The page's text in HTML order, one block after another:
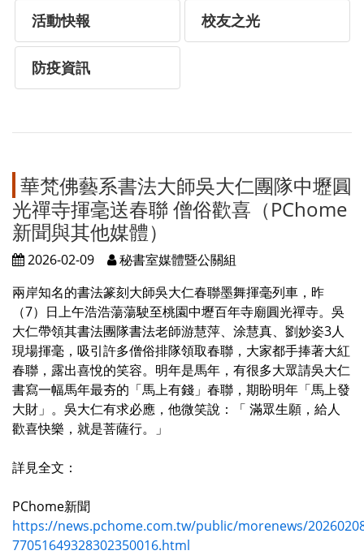
活動快報 校友之光
防疫資訊
華梵佛藝系書法大師吳大仁團隊中壢圓
光禪寺揮毫送春聯 僧俗歡喜（PChome
新聞與其他媒體）
2026-02-09
秘書室媒體暨公關組
兩岸知名的書法篆刻大師吳大仁春聯墨舞揮毫列車，昨
（7）日上午浩浩蕩蕩駛至桃園中壢百年寺廟圓光禪寺。吳
大仁帶領其書法團隊書法老師游慧萍、涂慧真、劉妙姿3人
現場揮毫，吸引許多僧俗排隊領取春聯，大家都手捧著大紅
春聯，露出喜悅的笑容。明年是馬年，有很多大眾請吳大仁
書寫一幅馬年最夯的「馬上有錢」春聯，期盼明年「馬上發
大財」。吳大仁有求必應，他微笑說：「 滿眾生願，給人
歡喜快樂，就是菩薩行。」
詳見全文：
PChome新聞
https://news.pchome.com.tw/public/morenews/
77051649328302350016.html